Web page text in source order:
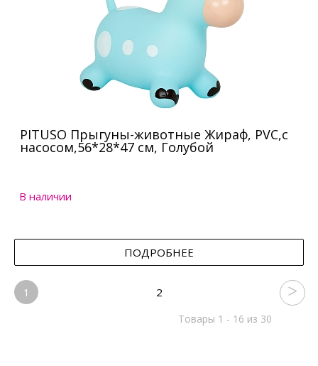
PITUSO Прыгуны-животные Жираф, PVC,с
насосом,56*28*47 см, Голубой
В наличии
ПОДРОБНЕЕ
1 2
Товары 1 - 16 из 30